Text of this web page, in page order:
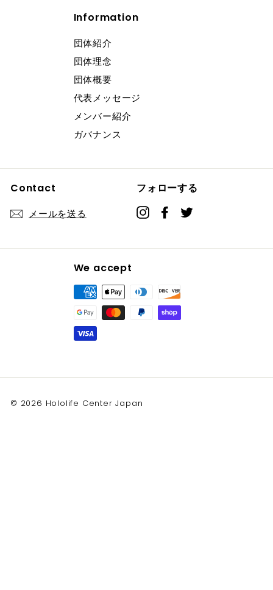
Information
団体紹介
団体理念
団体概要
代表メッセージ
メンバー紹介
ガバナンス
Contact
メールを送る
フォローする
InstagramFacebook
We accept
© 2026 Hololife Center Japan